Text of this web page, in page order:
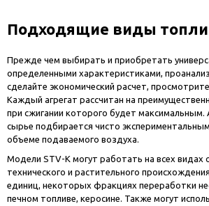
Подходящие виды
Прежде чем выбирать и приобретать
определенными характеристиками,
сделайте экономический расчет,
Каждый агрегат рассчитан на
при сжигании которого будет максимальным.
сырье подбирается чисто
объеме подаваемого воздуха.
Модели STV-К могут работать на всех видах
технического и растительного
единиц, некоторых фракциях переработки
печном топливе, керосине. Также могут